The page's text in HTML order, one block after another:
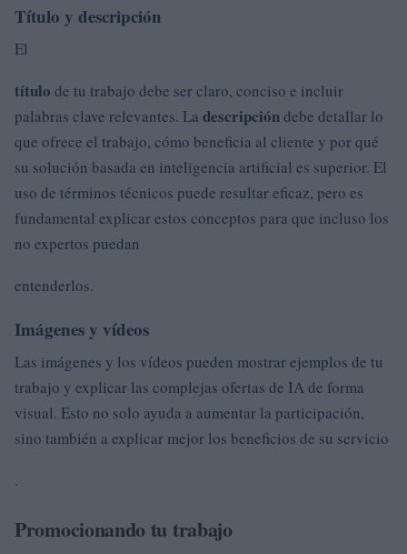
Título y descripción
El
título de tu trabajo debe ser claro, conciso e incluir
palabras clave relevantes. La descripcióndebe detallar lo
que ofrece el trabajo, cómo beneficia al cliente y por qué
su solución basada en inteligencia artificial es superior. El
uso de términos técnicos puede resultar eficaz, pero es
fundamental explicar estos conceptos para que incluso los
no expertos puedan
entenderlos.
Imágenes y vídeos
Las imágenes y los vídeos pueden mostrar ejemplos de tu
trabajo y explicar las complejas ofertas de IA de forma
visual. Esto no solo ayuda a aumentar la participación,
sino también a explicar mejor los beneficios de su servicio
.
Promocionando tu trabajo